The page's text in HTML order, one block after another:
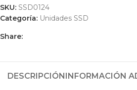
SKU: SSD0124
Categoría: Unidades SSD
Share:
DESCRIPCIÓNINFORMACIÓN